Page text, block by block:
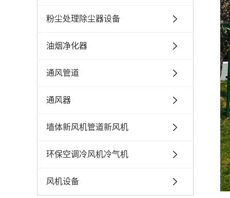
粉尘处理除尘器设备
油烟净化器
通风管道
通风器
墙体新风机管道新风机
环保空调冷风机冷气机
风机设备